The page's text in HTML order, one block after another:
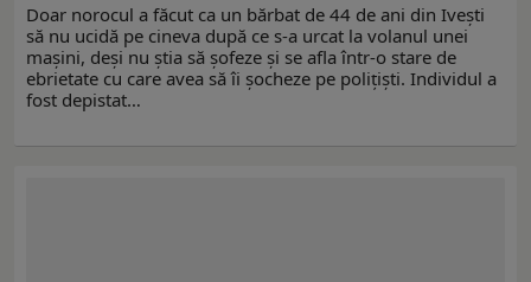
Doar norocul a făcut ca un bărbat de 44 de ani din Ivești
să nu ucidă pe cineva după ce s-a urcat la volanul unei
mașini, deși nu știa să șofeze și se afla într-o stare de
ebrietate cu care avea să îi șocheze pe polițiști. Individul a
fost depistat…